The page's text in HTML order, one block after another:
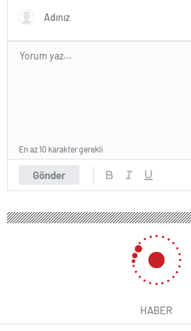
Gönder
En az 10 karakter gerekli
HABER